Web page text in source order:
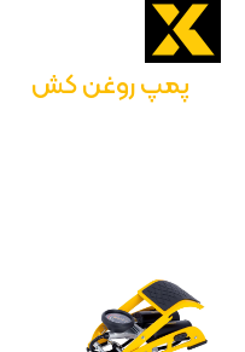
پمپ روغن کش